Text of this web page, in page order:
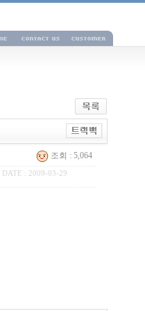
조회 : 5,064
DATE : 2009-03-29